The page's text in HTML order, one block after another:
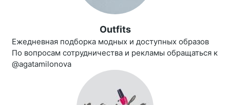
Outfits
Ежедневная подборка модных и доступных образов
По вопросам сотрудничества и рекламы обращаться к
@agatamilonova